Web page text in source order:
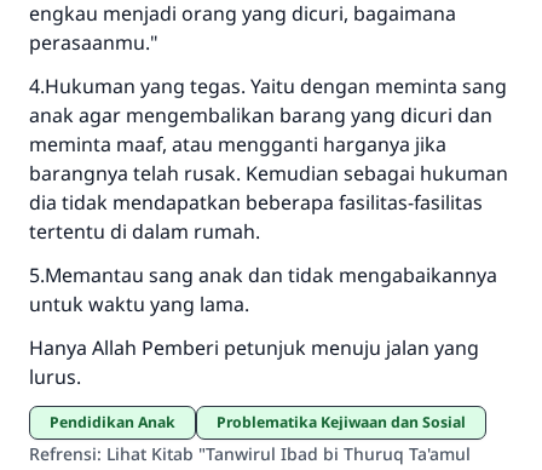
engkau menjadi orang yang dicuri, bagaimana
perasaanmu."
4.Hukuman yang tegas. Yaitu dengan meminta sang
anak agar mengembalikan barang yang dicuri dan
meminta maaf, atau mengganti harganya jika
barangnya telah rusak. Kemudian sebagai hukuman
dia tidak mendapatkan beberapa fasilitas-fasilitas
tertentu di dalam rumah.
5.Memantau sang anak dan tidak mengabaikannya
untuk waktu yang lama.
Hanya Allah Pemberi petunjuk menuju jalan yang
lurus.
Pendidikan Anak Problematika Kejiwaan dan Sosial
Refrensi: Lihat Kitab "Tanwirul Ibad bi Thuruq Ta'amul